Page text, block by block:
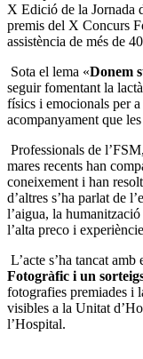
X Edició de la Jornada
premis del X Concurs
assistència de més de
Sota el lema «Donem
seguir fomentant la
físics i emocionals per
acompanyament que
Professionals de
mares recents han
coneixement i han
d’altres s’ha parlat de
l’aigua, la
l’alta preco i
L’acte s’ha tancat amb
Fotogràfic i un
fotografies premiades i
visibles a la Unitat
l’Hospital.